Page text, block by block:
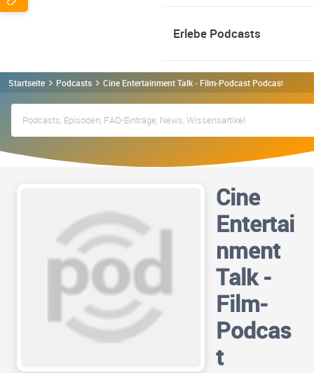
Erlebe Podcasts
Startseite Podcasts Cine Entertainment Talk - Film-Podcast Podcast
Cine
Entertai
nment
Talk -
Film-
Podcas
t